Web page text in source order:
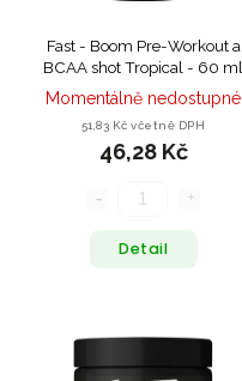
Fast - Boom Pre-Workout a
BCAA shot Tropical - 60 ml
Momentálně nedostupné
51,83 Kč včetně DPH
46,28 Kč
Detail